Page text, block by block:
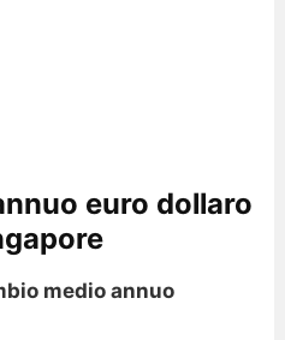
euro dollaro
medio annuo